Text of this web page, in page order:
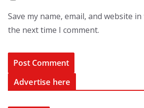
Save my name, email, and website
the next time I comment.
Advertise here